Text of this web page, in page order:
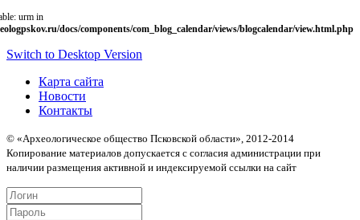
urm in
docs/components/com_blog_calendar/views/blogcalendar/view.html.php
Switch to Desktop Version
Карта сайта
Новости
Контакты
© «Археологическое общество Псковской области», 2012-2014
Копирование материалов допускается с согласия администрации при
наличии размещения активной и индексируемой ссылки на сайт